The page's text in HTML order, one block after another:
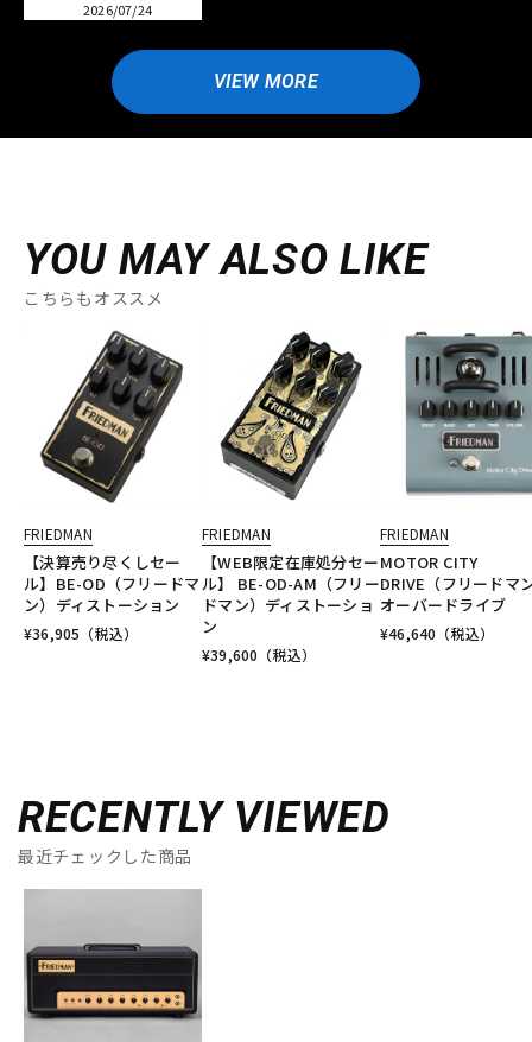
2026/07/24
VIEW MORE
YOU MAY ALSO LIKE
こちらもオススメ
FRIEDMAN
【決算売り尽くしセー
ル】BE-OD（フリードマ
ン）ディストーション
¥36,905 （税込）
FRIEDMAN
【WEB限定在庫処分セー
ル】 BE-OD-AM（フリー
ドマン）ディストーショ
ン
¥39,600 （税込）
FRIEDMAN
MOTOR CITY
DRIVE（フリードマ
オーバードライブ
¥46,640 （税込）
RECENTLY VIEWED
最近チェックした商品